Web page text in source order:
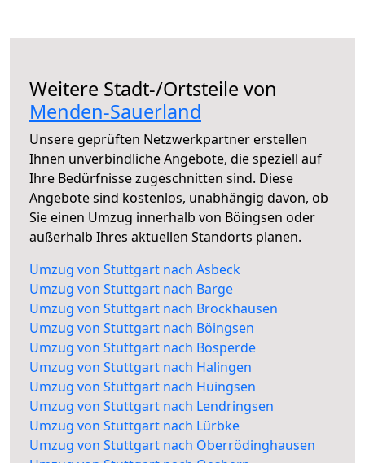
Weitere Stadt-/Ortsteile von
Menden-Sauerland
Unsere geprüften Netzwerkpartner erstellen
Ihnen unverbindliche Angebote, die speziell auf
Ihre Bedürfnisse zugeschnitten sind. Diese
Angebote sind kostenlos, unabhängig davon, ob
Sie einen Umzug innerhalb von Böingsen oder
außerhalb Ihres aktuellen Standorts planen.
Umzug von Stuttgart nach Asbeck
Umzug von Stuttgart nach Barge
Umzug von Stuttgart nach Brockhausen
Umzug von Stuttgart nach Böingsen
Umzug von Stuttgart nach Bösperde
Umzug von Stuttgart nach Halingen
Umzug von Stuttgart nach Hüingsen
Umzug von Stuttgart nach Lendringsen
Umzug von Stuttgart nach Lürbke
Umzug von Stuttgart nach Oberrödinghausen